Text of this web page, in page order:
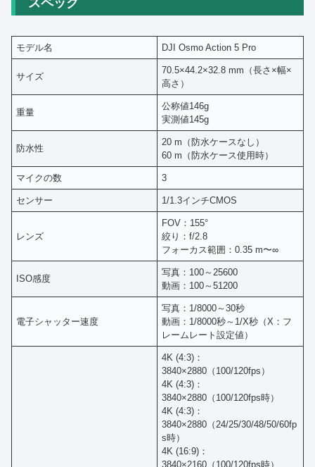
スペック
モデル名 DJI Osmo Action 5 Pro
サイズ
70.5×44.2×32.8 mm（長さ×幅×
高さ）
重量
公称値146g
実測値145g
防水性
20 m（防水ケースなし）
60 m（防水ケース使用時）
マイクの数 3
センサー 1/1.3インチCMOS
レンズ
FOV：155°
絞り：f/2.8
フォーカス範囲：0.35 m〜∞
ISO感度
写真：100～25600
動画：100～51200
電子シャッター速度
写真：1/8000～30秒
動画：1/8000秒～1/X秒（X：フ
レームレート設定値）
4K (4:3)：
3840×2880（100/120fps）
4K (4:3)：
3840×2880（100/120fps時）
4K (4:3)：
3840×2880（24/25/30/48/50/60fp
s時）
4K (16:9)：
3840×2160（100/120fps時）